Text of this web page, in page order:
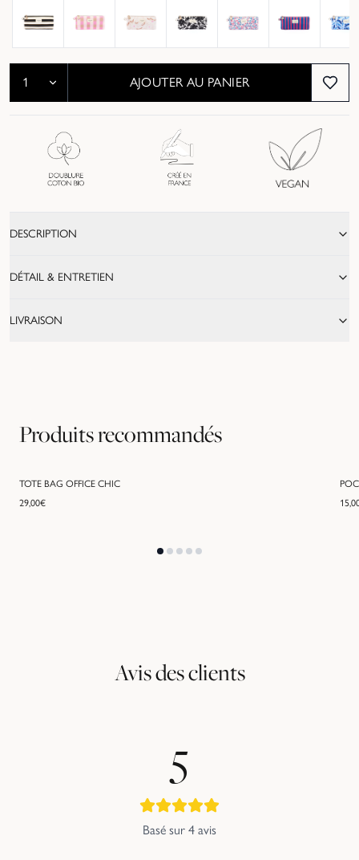
AJOUTER AU PANIER
DESCRIPTION
DÉTAIL & ENTRETIEN
LIVRAISON
Produits recommandés
TOTE BAG OFFICE CHIC
29,00€
Avis des clients
5
Basé sur 4 avis